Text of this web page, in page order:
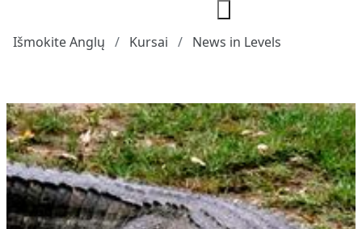
Išmokite Anglų Kursai News in Levels